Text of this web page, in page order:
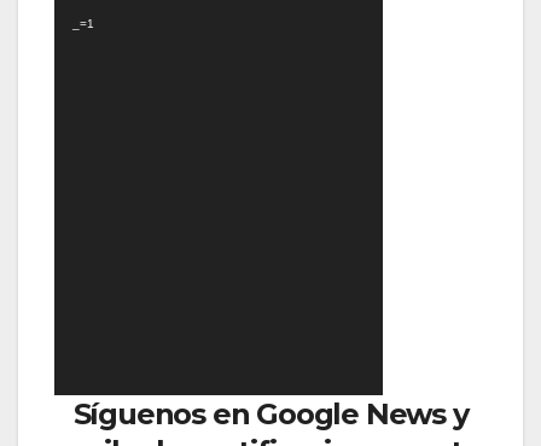
_=1
Síguenos en Google News y